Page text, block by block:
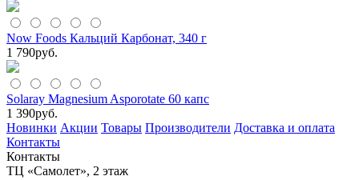
Now Foods Кальций Карбонат, 340 г
1 790руб.
Solaray Magnesium Asporotate 60 капс
1 390руб.
Новинки Акции Товары Производители Доставка и оплата
Контакты
Контакты
ТЦ «Самолет», 2 этаж